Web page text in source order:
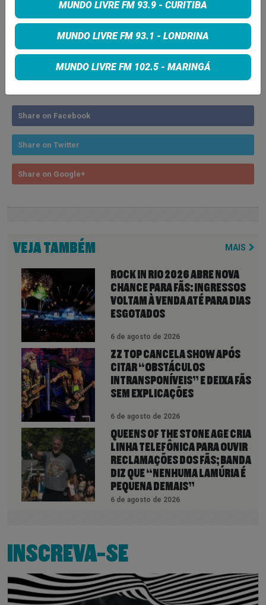
Capital Inicial
COMPARTILHE
Share on Facebook
Share on Twitter
Share on Google+
VEJA TAMBÉM MAIS
ROCK IN RIO 2026 ABRE NOVA
CHANCE PARA FÃS: INGRESSOS
VOLTAM À VENDA ATÉ PARA DIAS
ESGOTADOS
6 de agosto de 2026
ZZ TOP CANCELA SHOW APÓS
CITAR “OBSTÁCULOS
INTRANSPONÍVEIS” E DEIXA FÃS
SEM EXPLICAÇÕES
6 de agosto de 2026
QUEENS OF THE STONE AGE CRIA
LINHA TELEFÔNICA PARA OUVIR
RECLAMAÇÕES DOS FÃS; BANDA
DIZ QUE “NENHUMA LAMÚRIA É
PEQUENA DEMAIS”
6 de agosto de 2026
INSCREVA-SE
MUNDO LIVRE FM 93.9 - CURITIBA
MUNDO LIVRE FM 93.1 - LONDRINA
MUNDO LIVRE FM 102.5 - MARINGÁ